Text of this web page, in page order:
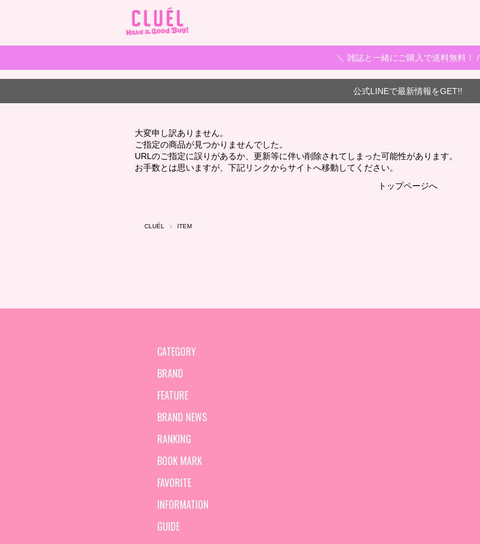
＼ 雑誌と一緒にご購入で送料無料！ /
公式LINEで最新情報をGET!!
大変申し訳ありません。
ご指定の商品が見つかりませんでした。
URLのご指定に誤りがあるか、更新等に伴い削除されてしまった可能性があります。
お手数とは思いますが、下記リンクからサイトへ移動してください。
トップページへ
CLUÉL ITEM
CATEGORY
BRAND
FEATURE
BRAND NEWS
RANKING
BOOK MARK
FAVORITE
INFORMATION
GUIDE